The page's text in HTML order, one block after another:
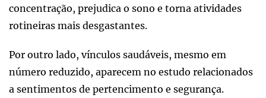
concentração, prejudica o sono e torna atividades
rotineiras mais desgastantes.
Por outro lado, vínculos saudáveis, mesmo em
número reduzido, aparecem no estudo relacionados
a sentimentos de pertencimento e segurança.